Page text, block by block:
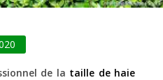
de la taille de haie